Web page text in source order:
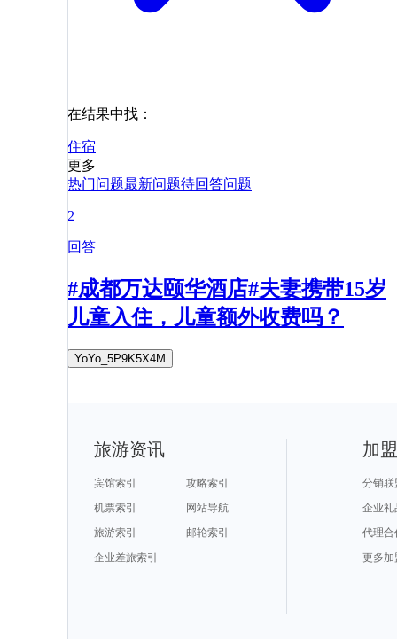
在结果中找：
住宿
更多
热门问题最新问题待回答问题
2
回答
#成都万达颐华酒店#夫妻携带15岁
儿童入住，儿童额外收费吗？
YoYo_5P9K5X4M
旅游资讯
宾馆索引
攻略索引
机票索引
网站导航
旅游索引
邮轮索引
企业差旅索引
加
分销联
企业礼
代理合
更多加